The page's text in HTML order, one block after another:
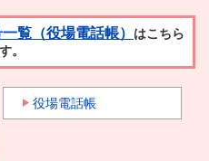
覧（役場電話帳） はこちら
。
役場電話帳